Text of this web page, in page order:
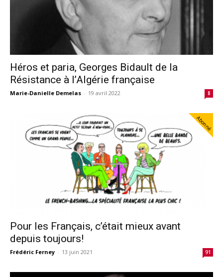
Héros et paria, Georges Bidault de la
Résistance à l’Algérie française
Marie-Danielle Demelas - 19 avril 2022 8
Abonné
Pour les Français, c’était mieux avant
depuis toujours!
Frédéric Ferney - 13 juin 2021 91